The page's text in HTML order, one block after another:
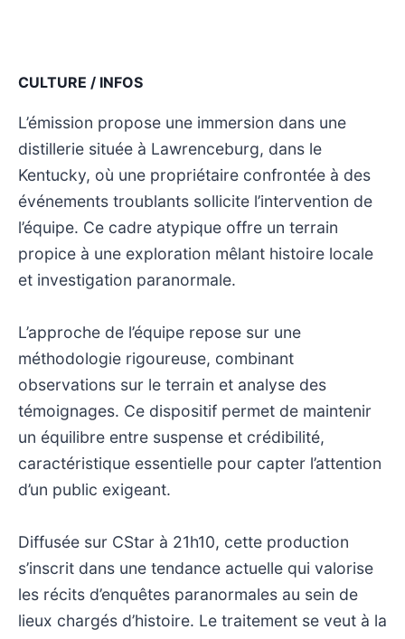
CULTURE / INFOS
L’émission propose une immersion dans une
distillerie située à Lawrenceburg, dans le
Kentucky, où une propriétaire confrontée à des
événements troublants sollicite l’intervention de
l’équipe. Ce cadre atypique offre un terrain
propice à une exploration mêlant histoire locale
et investigation paranormale.
L’approche de l’équipe repose sur une
méthodologie rigoureuse, combinant
observations sur le terrain et analyse des
témoignages. Ce dispositif permet de maintenir
un équilibre entre suspense et crédibilité,
caractéristique essentielle pour capter l’attention
d’un public exigeant.
Diffusée sur CStar à 21h10, cette production
s’inscrit dans une tendance actuelle qui valorise
les récits d’enquêtes paranormales au sein de
lieux chargés d’histoire. Le traitement se veut à la